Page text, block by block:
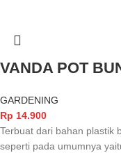
VANDA POT
GARDENING
Rp 14.900
Terbuat dari bahan plastik
seperti pada umumnya